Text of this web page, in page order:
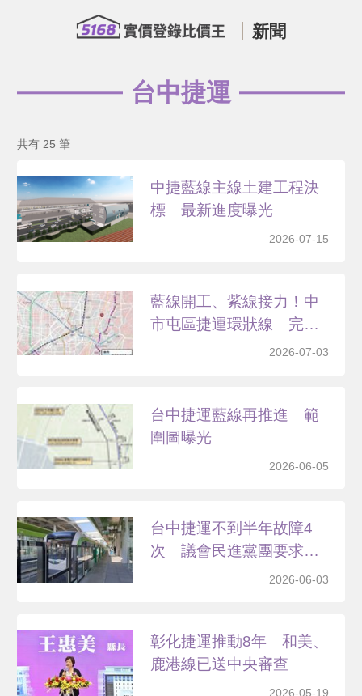
新聞
台中捷運
共有 25 筆
中捷藍線主線土建工程決
標 最新進度曝光
2026-07-15
藍線開工、紫線接力！中
市屯區捷運環狀線 完整
2026-07-03
台中捷運藍線再推進 範
圍圖曝光
2026-06-05
台中捷運不到半年故障4
次 議會民進黨團要求徹
2026-06-03
彰化捷運推動8年 和美、
鹿港線已送中央審查
2026-05-19